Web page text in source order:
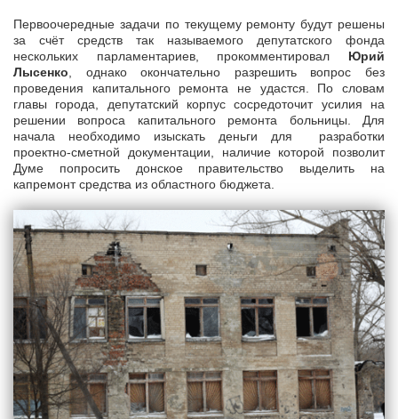
Первоочередные задачи по текущему ремонту будут решены
за счёт средств так называемого депутатского фонда
нескольких парламентариев, прокомментировал Юрий
Лысенко , однако окончательно разрешить вопрос без
проведения капитального ремонта не удастся. По словам
главы города, депутатский корпус сосредоточит усилия на
решении вопроса капитального ремонта больницы. Для
начала необходимо изыскать деньги для разработки
проектно-сметной документации, наличие которой позволит
Думе попросить донское правительство выделить на
капремонт средства из областного бюджета.